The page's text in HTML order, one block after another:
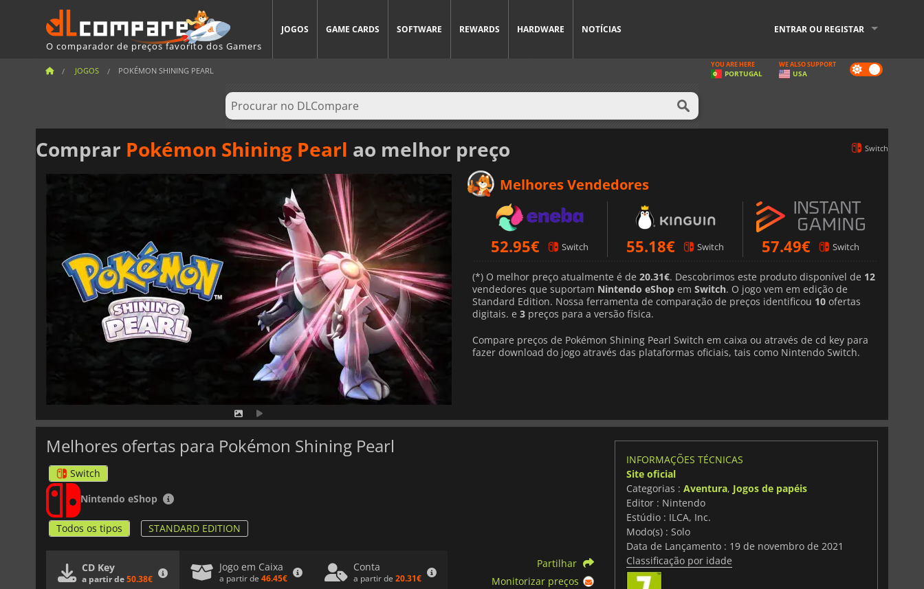
O comparador de preços favorito dos Gamers
JOGOS GAME CARDS SOFTWARE REWARDS HARDWARE NOTÍCIAS ENTRAR OU REGISTAR
JOGOS POKÉMON SHINING PEARL Dark
mode
YOU ARE HERE
PORTUGAL
WE ALSO SUPPORT
USA
Comprar Pokémon Shining Pearl ao melhor preço Switch
Melhores Vendedores
52.95€ Switch 55.18€ Switch 57.49€ Switch
(*) O melhor preço atualmente é de 20.31€. Descobrimos este produto disponível de 12
vendedores que suportam Nintendo eShop em Switch. O jogo vem em edição de
Standard Edition. Nossa ferramenta de comparação de preços identificou 10 ofertas
digitais. e 3 preços para a versão física.
Compare preços de Pokémon Shining Pearl Switch em caixa ou através de cd key para
fazer download do jogo através das plataformas oficiais, tais como Nintendo Switch.
Melhores ofertas para Pokémon Shining Pearl
Switch
Nintendo eShop
Todos os tipos STANDARD EDITION
CD Key
a partir de50.38€
Jogo em Caixa
a partir de 46.45€
Conta
a partir de 20.31€
Partilhar
Monitorizar preços
INFORMAÇÕES TÉCNICAS
Site oficial
Categorias : Aventura, Jogos de papéis
Editor : Nintendo
Estúdio : ILCA, Inc.
Modo(s) : Solo
Data de Lançamento : 19 de novembro de 2021
Classificação por idade